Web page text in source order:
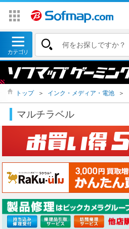
トップ ＞ インク・メディア・電池 ＞
マルチラベル